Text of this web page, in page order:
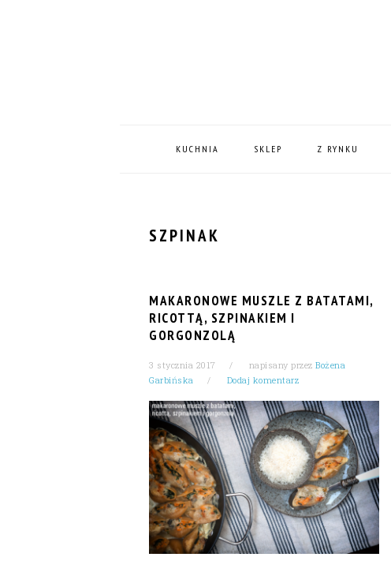
KUCHNIA SKLEP Z RYNKU
SZPINAK
MAKARONOWE MUSZLE Z BATATAMI,
RICOTTĄ, SZPINAKIEM I
GORGONZOLĄ
3 stycznia 2017 napisany przez Bożena
Garbińska
Dodaj komentarz